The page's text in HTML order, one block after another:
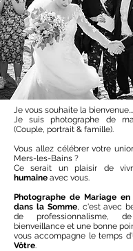
Je vous souhaite la
Je suis photographe de
(Couple, portrait & famille).
Vous allez célébrer votre
Mers-les-Bains ?
Ce serait un plaisir de
humaine avec vous.
Photographe de Mariage en
dans la Somme, c'est avec
de professionnalisme,
bienveillance et une bonne
vous accompagne le temps
Vôtre.